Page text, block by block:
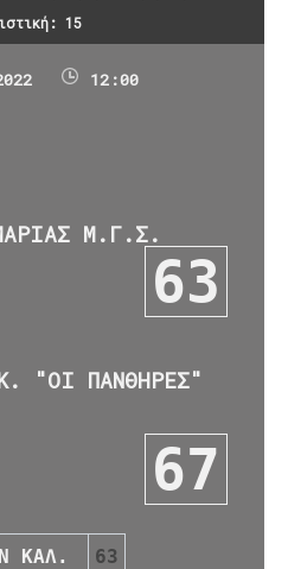
15
12:00
Μ.Γ.Σ.
63
"ΟΙ ΠΑΝΘΗΡΕΣ"
67
ΚΑΛ. 63